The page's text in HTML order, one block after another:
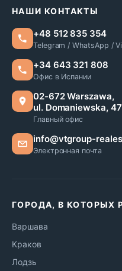
НАШИ КОНТАКТЫ
+48 512 835 354
Telegram / WhatsApp /
+34 643 321 808
Офис в Испании
02-672 Warszawa,
ul. Domaniewska, 47
Главный офис
info@vtgroup-
Электронная почта
ГОРОДА, В КОТОРЫХ
Варшава
Краков
Лодзь